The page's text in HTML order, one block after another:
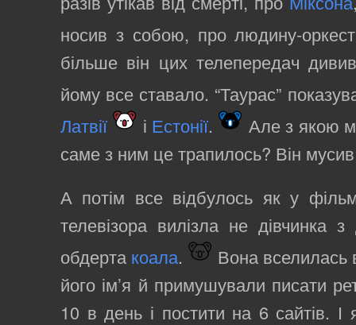
носив з собою, про людину-
більше він цих телепередач
йому все ставало. “Таурас”
Латвії
і Естонії.
Але з якою
саме з ним це трапилось? Він
А потім все відбулось як у
телевізора вилізла не дівчинка
обдерта коала.
Вона вселилась
його ім’я й примушували писати
10 в день і постити на 6 сайтів. І